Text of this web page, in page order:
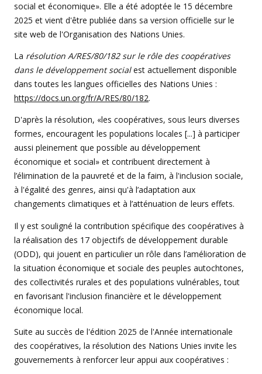
social et économique». Elle a été adoptée le 15 décembre
2025 et vient d'être publiée dans sa version officielle sur le
site web de l'Organisation des Nations Unies.
La résolution A/RES/80/182 sur le rôle des coopératives
dans le développement socialest actuellement disponible
dans toutes les langues officielles des Nations Unies :
https://docs.un.org/fr/A/RES/80/182.
D'après la résolution, «les coopératives, sous leurs diverses
formes, encouragent les populations locales [...] à participer
aussi pleinement que possible au développement
économique et social» et contribuent directement à
l’élimination de la pauvreté et de la faim, à l'inclusion sociale,
à l'égalité des genres, ainsi qu'à l’adaptation aux
changements climatiques et à l’atténuation de leurs effets.
Il y est souligné la contribution spécifique des coopératives à
la réalisation des 17 objectifs de développement durable
(ODD), qui jouent en particulier un rôle dans l’amélioration de
la situation économique et sociale des peuples autochtones,
des collectivités rurales et des populations vulnérables, tout
en favorisant l'inclusion financière et le développement
économique local.
Suite au succès de l'édition 2025 de l'Année internationale
des coopératives, la résolution des Nations Unies invite les
gouvernements à renforcer leur appui aux coopératives :